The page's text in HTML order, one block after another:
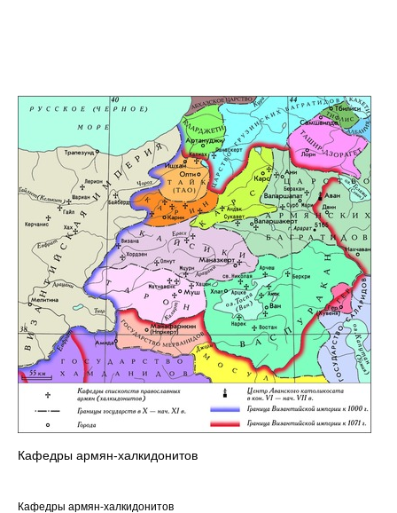
Кафедры армян-халкидонитов
Кафедры армян-халкидонитов